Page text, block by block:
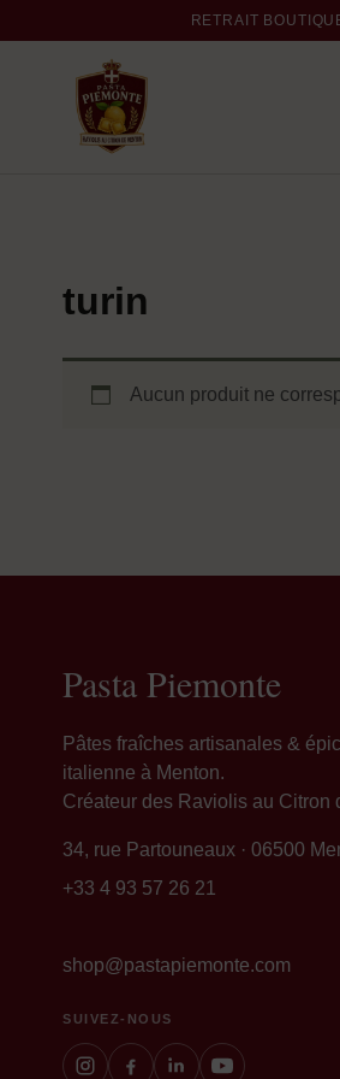
RETRAIT
turin
Aucun produit ne
Pasta Piemonte
Pâtes fraîches artisanales &
italienne à Menton.
Créateur des Raviolis au Citron
34, rue Partouneaux · 06500
+33 4 93 57 26 21
shop@pastapiemonte.com
SUIVEZ-NOUS